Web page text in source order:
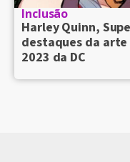
Inclusão
Harley Quinn,
destaques da arte
2023 da DC